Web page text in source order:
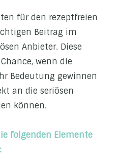
für den rezeptfreien
Beitrag im
Anbieter. Diese
wenn die
Bedeutung gewinnen
an die seriösen
können.
folgenden Elemente